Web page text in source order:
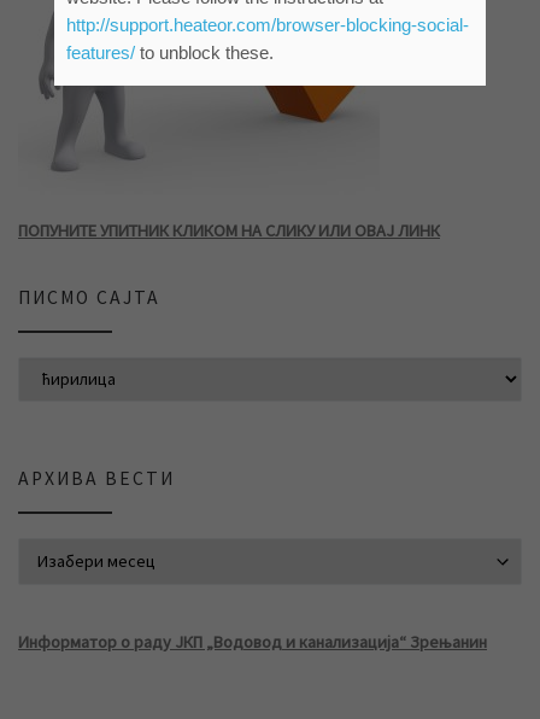
ПОПУНИТЕ УПИТНИК КЛИКОМ НА СЛИКУ ИЛИ ОВАЈ ЛИНК
ПИСМО САЈТА
АРХИВА ВЕСТИ
Информатор о раду ЈКП „Водовод и канализација“ Зрењанин
http://support.heateor.com/browser-blocking-social-
features/to unblock these.